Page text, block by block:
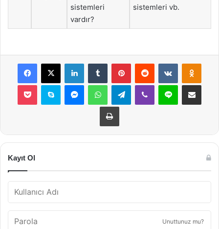
sistemleri
vardır?
sistemleri vb.
Facebook
X LinkedInTumblr PinterestReddit VKontakte
Pocket Skype MessengerWhatsAppTelegramViber Line E-Posta ile
Yazdır
Kayıt Ol
Unuttunuz mu?